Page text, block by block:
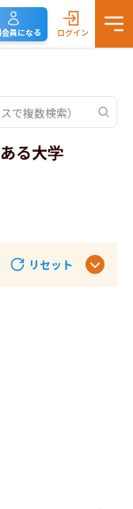
員になる ログイン
る大学
リセット